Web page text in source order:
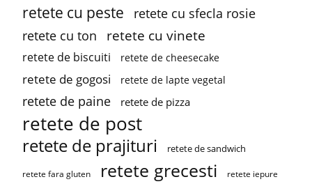
retete cu peste
retete cu sfecla rosie
retete cu ton
retete cu vinete
retete de biscuiti retete de cheesecake
retete de gogosi retete de lapte vegetal
retete de paine retete de pizza
retete de post
retete de prajituri retete de sandwich
retete fara gluten retete grecesti retete iepure